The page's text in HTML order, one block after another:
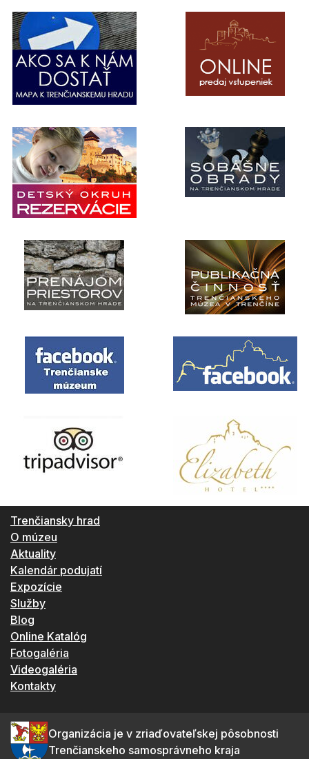
Trenčiansky hrad
O múzeu
Aktuality
Kalendár podujatí
Expozície
Služby
Blog
Online Katalóg
Fotogaléria
Videogaléria
Kontakty
Organizácia je v zriaďovateľskej pôsobnosti
Trenčianskeho samosprávneho kraja